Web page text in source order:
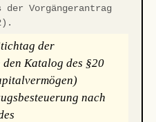
Vorgängerantrag
der
den Katalog des §20
nach